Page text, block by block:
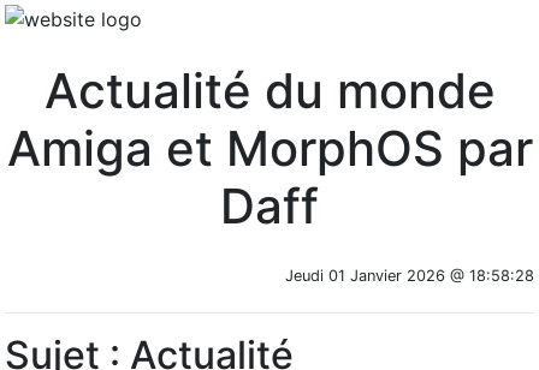
Actualité du monde
Amiga et MorphOS par
Daff
Jeudi 01 Janvier 2026 @ 18:58:28
Sujet : Actualité